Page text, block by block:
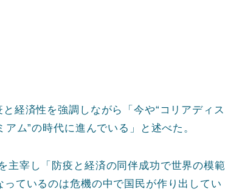
経済性を強調しながら「今や“コリアディス
ム”の時代に進んでいる」と述べた。
主宰し「防疫と経済の同伴成功で世界の模範
ているのは危機の中で国民が作り出してい